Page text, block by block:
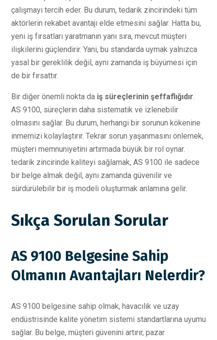
çalışmayı tercih eder. Bu durum, tedarik zincirindeki tüm
aktörlerin rekabet avantajı elde etmesini sağlar. Hatta bu,
yeni iş fırsatları yaratmanın yanı sıra, mevcut müşteri
ilişkilerini güçlendirir. Yani, bu standarda uymak yalnızca
yasal bir gereklilik değil, aynı zamanda iş büyümesi için
de bir fırsattır.
Bir diğer önemli nokta da iş süreçlerinin şeffaflığıdır
AS 9100, süreçlerin daha sistematik ve izlenebilir
olmasını sağlar. Bu durum, herhangi bir sorunun kökenine
inmemizi kolaylaştırır. Tekrar sorun yaşanmasını önlemek,
müşteri memnuniyetini artırmada büyük bir rol oynar.
tedarik zincirinde kaliteyi sağlamak, AS 9100 ile sadece
bir belge almak değil, aynı zamanda güvenilir ve
sürdürülebilir bir iş modeli oluşturmak anlamına gelir.
Sıkça Sorulan Sorular
AS 9100 Belgesine Sahip
Olmanın Avantajları Nelerdir?
AS 9100 belgesine sahip olmak, havacılık ve uzay
endüstrisinde kalite yönetim sistemi standartlarına uyumu
sağlar. Bu belge, müşteri güvenini artırır, pazar